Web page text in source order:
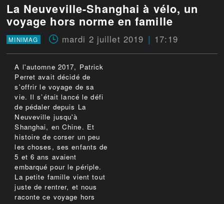
La Neuveville-Shanghai à vélo, un
voyage hors norme en famille
MINIMAG mardi 2 juillet 2019 17:19
A l'automne 2017, Patrick
Perret avait décidé de
s'offrir le voyage de sa
vie. Il s’était lancé le défi
de pédaler depuis La
Neuveville jusqu'à
Shanghai, en Chine. Et
histoire de corser un peu
les choses, ses enfants de
5 et 6 ans avaient
embarqué pour le périple.
La petite famille vient tout
juste de rentrer, et nous
raconte ce voyage hors